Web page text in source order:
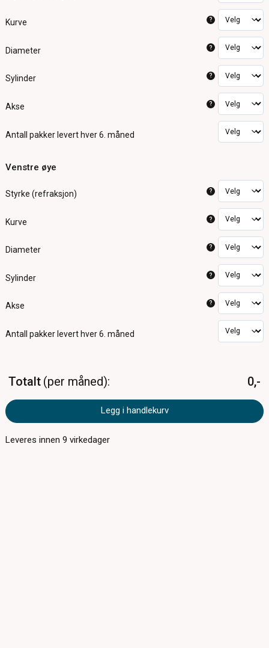
Kurve ?
Diameter ?
Sylinder ?
Akse ?
Antall pakker levert hver 6. måned
Venstre øye
Styrke (refraksjon) ?
Kurve ?
Diameter ?
Sylinder ?
Akse ?
Antall pakker levert hver 6. måned
Totalt per måned 0,-
Legg i handlekurv
Leveres innen9 virkedager